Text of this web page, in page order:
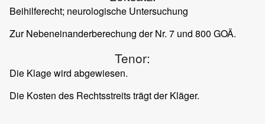
Beihilferecht; neurologische Untersuchung
Zur Nebeneinanderberechung der Nr. 7 und 800 GOÄ.
Tenor:
Die Klage wird abgewiesen.
Die Kosten des Rechtsstreits trägt der Kläger.